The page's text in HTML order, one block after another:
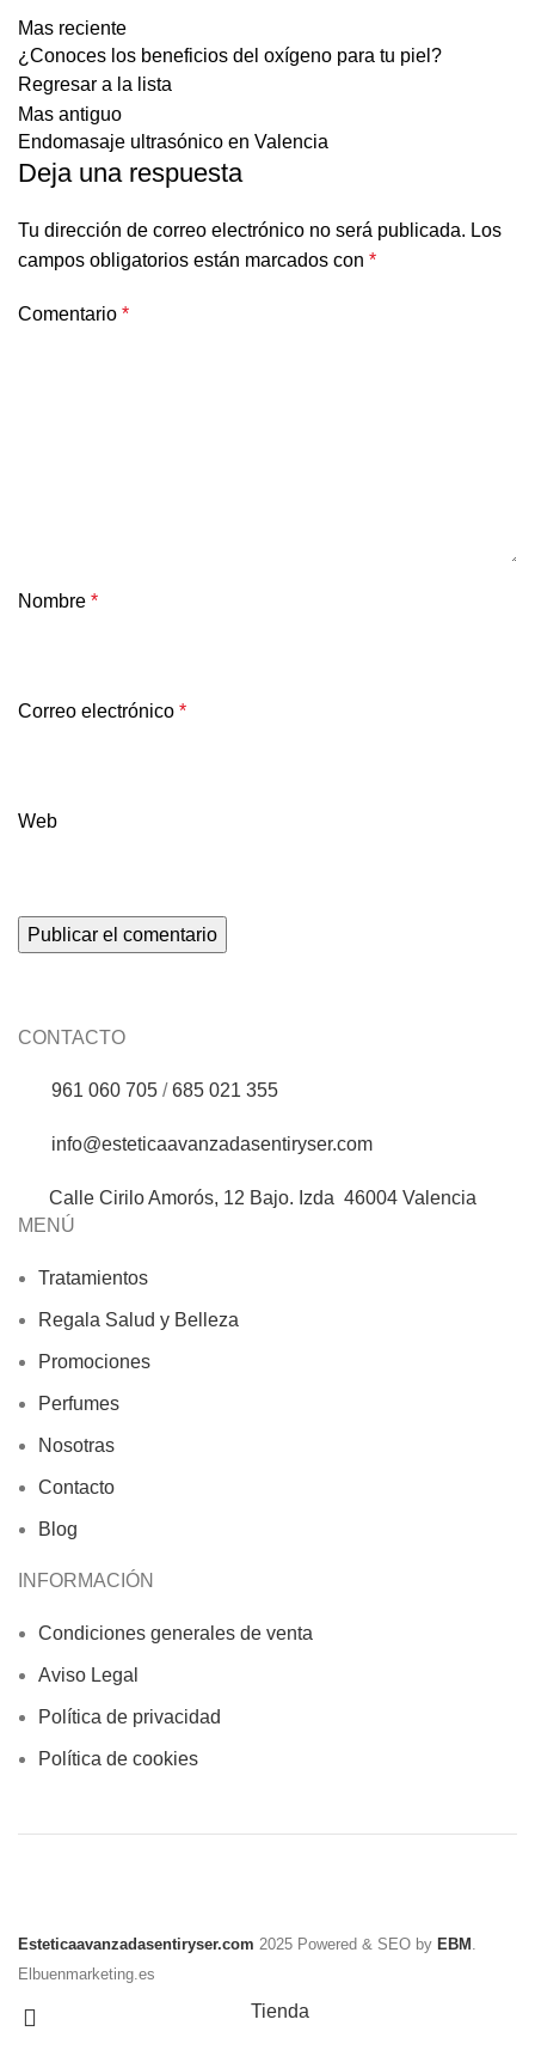
Mas reciente
¿Conoces los beneficios del oxígeno para tu piel?
Regresar a la lista
Mas antiguo
Endomasaje ultrasónico en Valencia
Deja una respuesta
Tu dirección de correo electrónico no será publicada. Los
campos obligatorios están marcados con *
Comentario *
Nombre *
Correo electrónico *
Web
CONTACTO
961 060 705 /685 021 355
info@esteticaavanzadasentiryser.com
Calle Cirilo Amorós, 12 Bajo. Izda 46004 Valencia
MENÚ
Tratamientos
Regala Salud y Belleza
Promociones
Perfumes
Nosotras
Contacto
Blog
INFORMACIÓN
Condiciones generales de venta
Aviso Legal
Política de privacidad
Política de cookies
Esteticaavanzadasentiryser.com 2025 Powered & SEO by EBM .
Elbuenmarketing.es
Tienda